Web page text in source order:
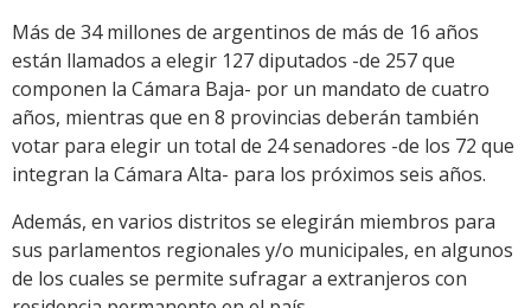
Más de 34 millones de argentinos de más de 16 años
están llamados a elegir 127 diputados -de 257 que
componen la Cámara Baja- por un mandato de cuatro
años, mientras que en 8 provincias deberán también
votar para elegir un total de 24 senadores -de los 72 que
integran la Cámara Alta- para los próximos seis años.
Además, en varios distritos se elegirán miembros para
sus parlamentos regionales y/o municipales, en algunos
de los cuales se permite sufragar a extranjeros con